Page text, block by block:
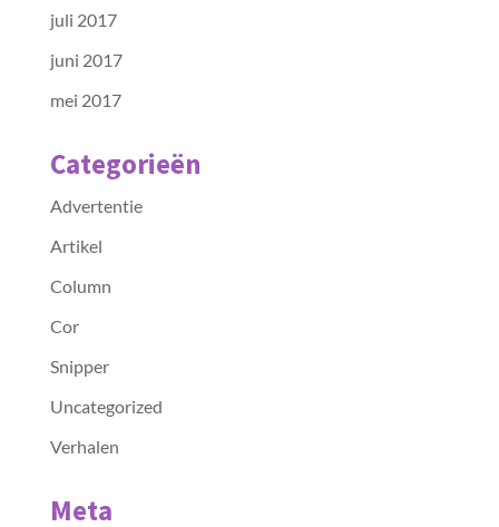
juli 2017
juni 2017
mei 2017
Categorieën
Advertentie
Artikel
Column
Cor
Snipper
Uncategorized
Verhalen
Meta